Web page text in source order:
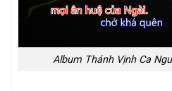
Album Thánh Vịnh Ca